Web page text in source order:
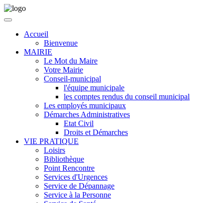
Accueil
Bienvenue
MAIRIE
Le Mot du Maire
Votre Mairie
Conseil-municipal
l'équipe municipale
les comptes rendus du conseil municipal
Les employés municipaux
Démarches Administratives
Etat Civil
Droits et Démarches
VIE PRATIQUE
Loisirs
Bibliothèque
Point Rencontre
Services d'Urgences
Service de Dépannage
Service à la Personne